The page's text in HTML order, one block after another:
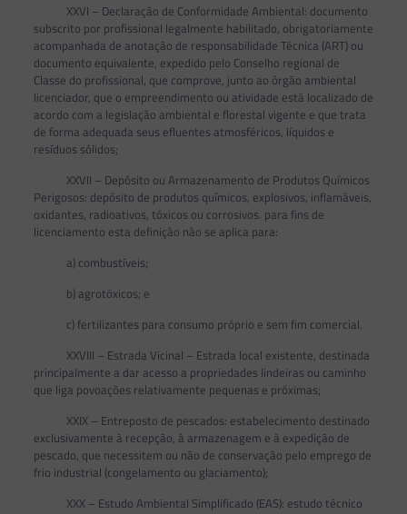
XXVI – Declaração de Conformidade Ambiental: documento
subscrito por profissional legalmente habilitado, obrigatoriamente
acompanhada de anotação de responsabilidade Técnica (ART) ou
documento equivalente, expedido pelo Conselho regional de
Classe do profissional, que comprove, junto ao órgão ambiental
licenciador, que o empreendimento ou atividade está localizado de
acordo com a legislação ambiental e florestal vigente e que trata
de forma adequada seus efluentes atmosféricos, líquidos e
resíduos sólidos;
XXVII – Depósito ou Armazenamento de Produtos Químicos
Perigosos: depósito de produtos químicos, explosivos, inflamáveis,
oxidantes, radioativos, tóxicos ou corrosivos. para fins de
licenciamento esta definição não se aplica para:
a) combustíveis;
b) agrotóxicos; e
c) fertilizantes para consumo próprio e sem fim comercial.
XXVIII – Estrada Vicinal – Estrada local existente, destinada
principalmente a dar acesso a propriedades lindeiras ou caminho
que liga povoações relativamente pequenas e próximas;
XXIX – Entreposto de pescados: estabelecimento destinado
exclusivamente à recepção, à armazenagem e à expedição de
pescado, que necessitem ou não de conservação pelo emprego de
frio industrial (congelamento ou glaciamento);
XXX – Estudo Ambiental Simplificado (EAS): estudo técnico